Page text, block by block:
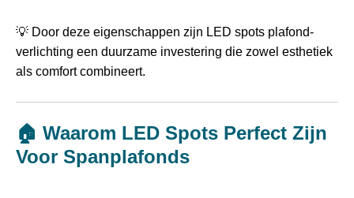
💡 Door deze eigenschappen zijn LED spots plafond-
verlichting een duurzame investering die zowel esthetiek
als comfort combineert.
🏠 Waarom LED Spots Perfect Zijn
Voor Spanplafonds